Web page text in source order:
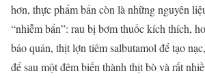
hơn, thực phẩm bẩn còn là những nguyên
“nhiễm bẩn”: rau bị bơm thuốc kích thích,
bảo quản, thịt lợn tiêm salbutamol để tạo
để sau một đêm biến thành thịt bò và rất